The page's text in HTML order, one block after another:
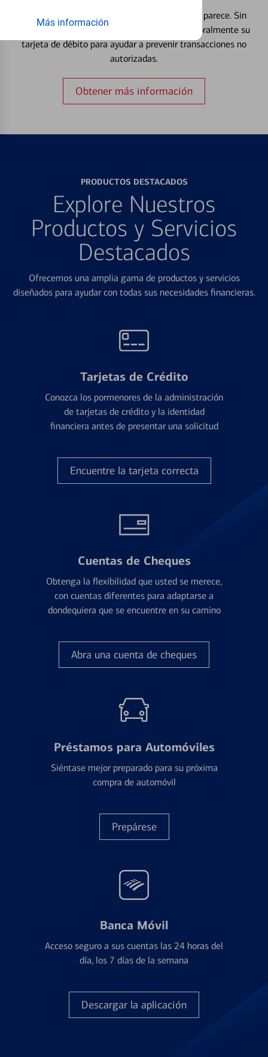
Más información
Extraviar una tarjeta es más común de lo que parece. Sin
embargo, puede bloquear y desbloquear temporalmente su
tarjeta de débito para ayudar a prevenir transacciones no
autorizadas.
Obtener más información
PRODUCTOS DESTACADOS
Explore Nuestros
Productos y Servicios
Destacados
Ofrecemos una amplia gama de productos y servicios
diseñados para ayudar con todas sus necesidades financieras.
Tarjetas de Crédito
Conozca los pormenores de la administración
de tarjetas de crédito y la identidad
financiera antes de presentar una solicitud
Encuentre la tarjeta correcta
Cuentas de Cheques
Obtenga la flexibilidad que usted se merece,
con cuentas diferentes para adaptarse a
dondequiera que se encuentre en su camino
Abra una cuenta de cheques
Préstamos para Automóviles
Siéntase mejor preparado para su próxima
compra de automóvil
Prepárese
Banca Móvil
Acceso seguro a sus cuentas las 24 horas del
día, los 7 días de la semana
Descargar la aplicación